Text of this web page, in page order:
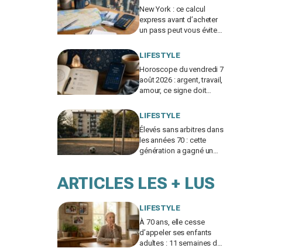
New York : ce calcul
express avant d’acheter
un pass peut vous éviter
en visites
LIFESTYLE
Horoscope du vendredi 7
août 2026 : argent, travail,
amour, ce signe doit
aujourd’hui
LIFESTYLE
Élevés sans arbitres dans
les années 70 : cette
génération a gagné un
ARTICLES LES + LUS
LIFESTYLE
À 70 ans, elle cesse
d’appeler ses enfants
adultes : 11 semaines de